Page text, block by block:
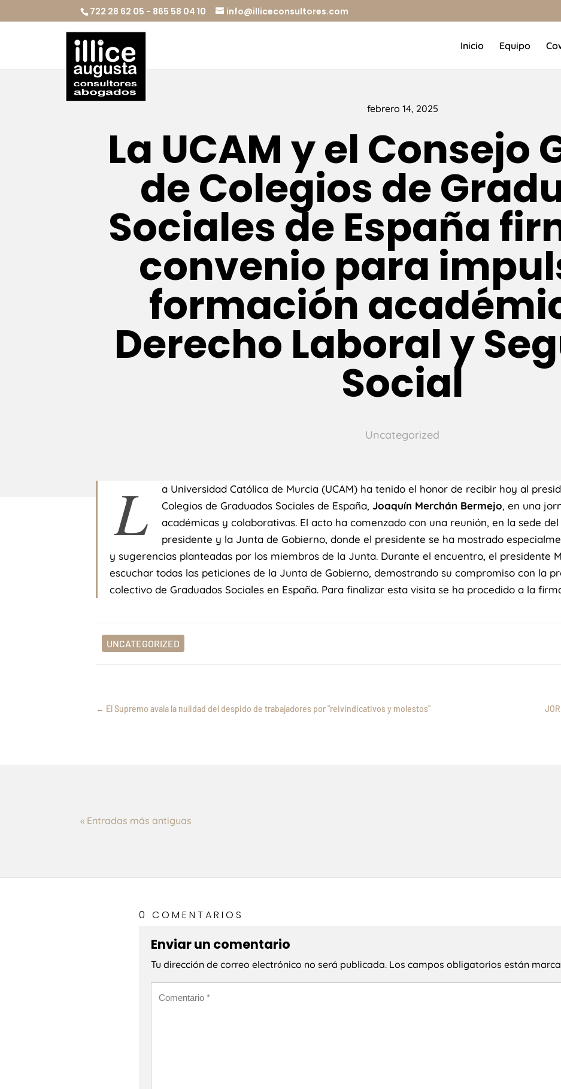
722 28 62 05 - 865 58 04 10 info@illiceconsultores.com
Inicio Equipo
febrero 14, 2025
La UCAM y el Consejo
de Colegios de
Sociales de España
convenio para
formación
Derecho Laboral y
Social
Uncategorized
L
a Universidad Católica de Murcia (UCAM) ha tenido el honor de recibir hoy al
Colegios de Graduados Sociales de España, Joaquín Merchán Bermejo, en una
académicas y colaborativas. El acto ha comenzado con una reunión, en la sede
presidente y la Junta de Gobierno, donde el presidente se ha mostrado
y sugerencias planteadas por los miembros de la Junta. Durante el encuentro, el presidente
escuchar todas las peticiones de la Junta de Gobierno, demostrando su compromiso con la
colectivo de Graduados Sociales en España. Para finalizar esta visita se ha procedido a la
UNCATEGORIZED
← El Supremo avala la nulidad del despido de trabajadores por "reivindicativos y molestos"
« Entradas más antiguas
0 COMENTARIOS
Enviar un comentario
Tu dirección de correo electrónico no será publicada. Los campos obligatorios están